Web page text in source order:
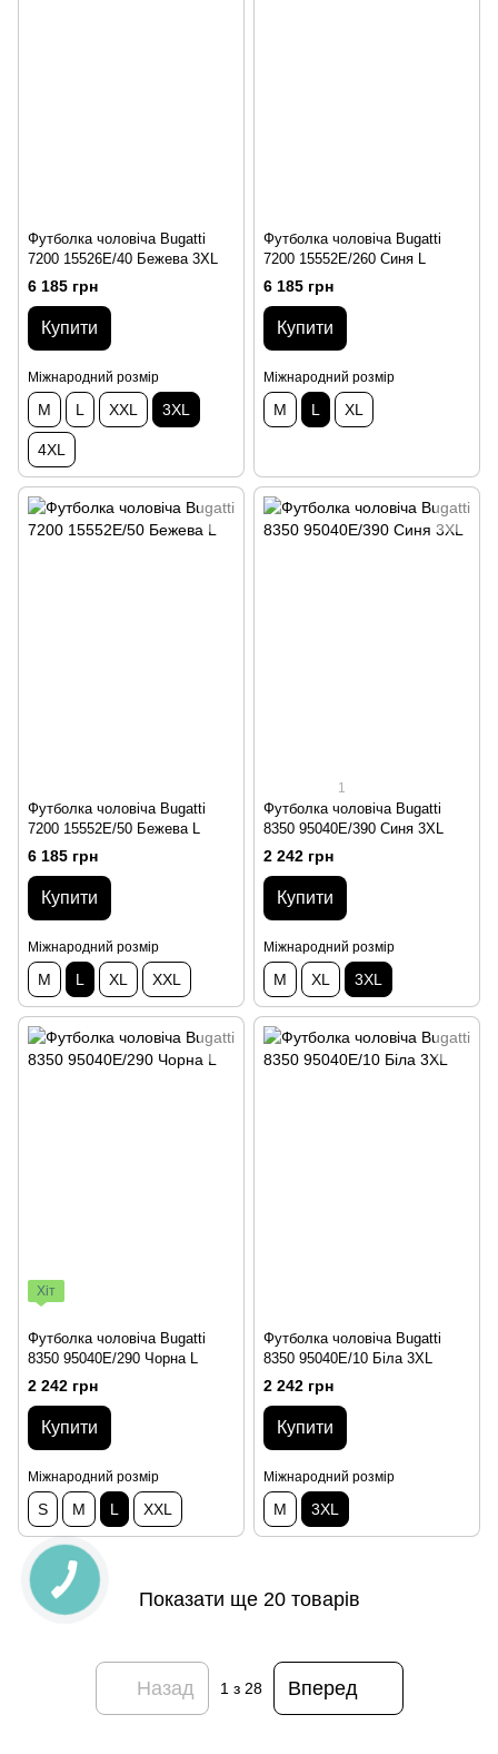
Футболка чоловіча Bugatti
7200 15526E/40 Бежева 3XL
6 185 грн
Купити
Міжнародний розмір
M L XXL 3XL
4XL
Футболка чоловіча Bugatti
7200 15552E/260 Синя L
6 185 грн
Купити
Міжнародний розмір
M L XL
Футболка чоловіча Bugatti
7200 15552E/50 Бежева L
6 185 грн
Купити
Міжнародний розмір
M L XL XXL
1
Футболка чоловіча Bugatti
8350 95040E/390 Синя 3XL
2 242 грн
Купити
Міжнародний розмір
M XL 3XL
Хіт
Футболка чоловіча Bugatti
8350 95040E/290 Чорна L
2 242 грн
Купити
Міжнародний розмір
S M L XXL
Футболка чоловіча Bugatti
8350 95040E/10 Біла 3XL
2 242 грн
Купити
Міжнародний розмір
M 3XL
Показати ще 20 товарів
Назад 1 з 28 Вперед